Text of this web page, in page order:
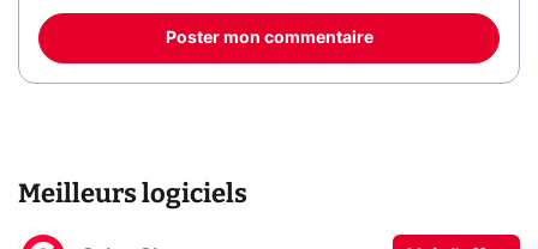
Poster mon commentaire
Meilleurs logiciels